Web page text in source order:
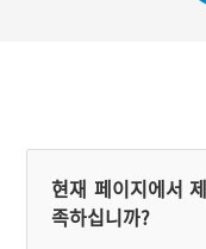
현재 페이지에서
족하십니까?